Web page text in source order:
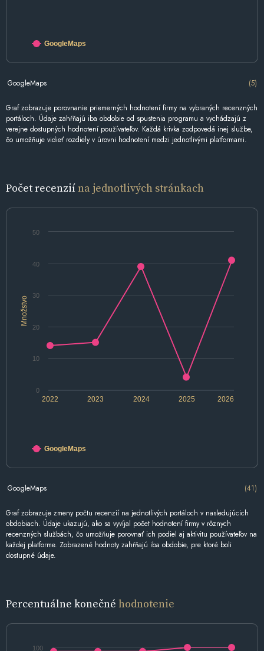
GoogleMaps
GoogleMaps (5)
Graf zobrazuje porovnanie priemerných hodnotení firmy na vybraných recenzných
portáloch. Údaje zahŕňajú iba obdobie od spustenia programu a vychádzajú z
verejne dostupných hodnotení používateľov. Každá krivka zodpovedá inej službe,
čo umožňuje vidieť rozdiely v úrovni hodnotení medzi jednotlivými platformami.
Počet recenziína jednotlivých stránkach
Množstvo
2022 2024 2026
2023 2025
0
10
20
30
40
50
GoogleMaps
GoogleMaps (41)
Graf zobrazuje zmeny počtu recenzií na jednotlivých portáloch v nasledujúcich
obdobiach. Údaje ukazujú, ako sa vyvíjal počet hodnotení firmy v rôznych
recenzných službách, čo umožňuje porovnať ich podiel aj aktivitu používateľov na
každej platforme. Zobrazené hodnoty zahŕňajú iba obdobie, pre ktoré boli
dostupné údaje.
Percentuálne konečné hodnotenie
100